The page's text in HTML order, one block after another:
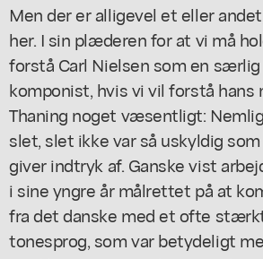
Men der er alligevel et eller
her. I sin plæderen for at vi må
forstå Carl Nielsen som en
komponist, hvis vi vil forstå hans
Thaning noget væsentligt:
slet, slet ikke var så uskyldig
giver indtryk af. Ganske vist
i sine yngre år målrettet på at
fra det danske med et ofte
tonesprog, som var betydeligt